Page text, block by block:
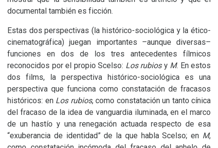
documental también es ficción.
Estas dos perspectivas (la histórico-sociológica y la ético-
cinematográfica) juegan importantes –aunque diversas–
funciones en dos de los tres antecedentes fílmicos
reconocidos por el propio Scelso: Los rubios y M. En estos
dos films, la perspectiva histórico-sociológica es una
perspectiva que funciona como constatación de fracasos
históricos: en Los rubios, como constatación un tanto cínica
del fracaso de la idea de vanguardia iluminada, en el marco
de un hastío y una renegación actuada respecto de esa
“exuberancia de identidad” de la que habla Scelso; en M,